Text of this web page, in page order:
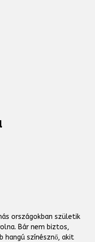
országokban születik
Bár nem biztos,
hangú színésznő, akit